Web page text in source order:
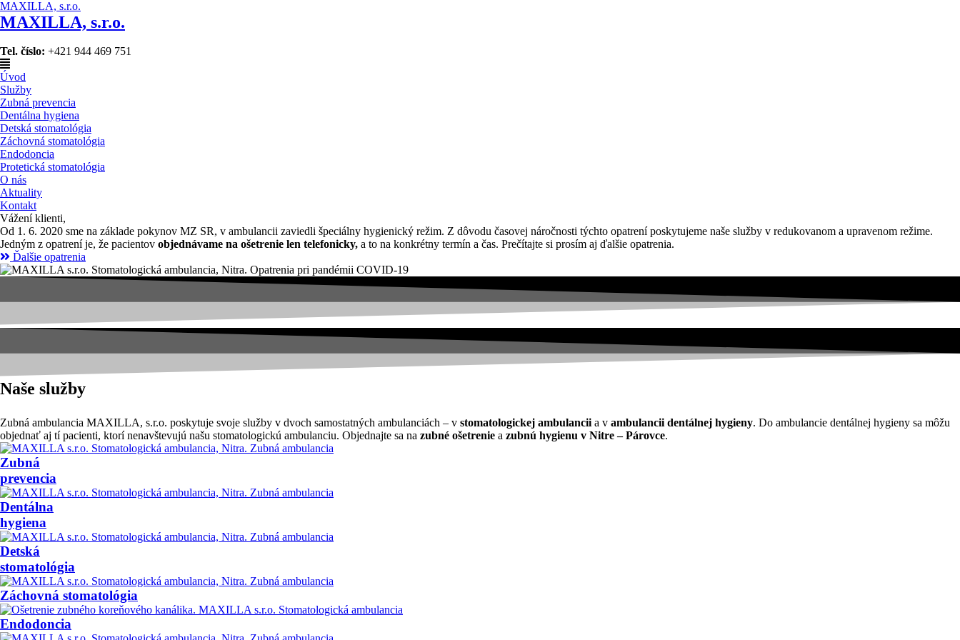
MAXILLA, s.r.o.
MAXILLA, s.r.o.
Tel. číslo: +421 944 469 751
Úvod
Služby
Zubná prevencia
Dentálna hygiena
Detská stomatológia
Záchovná stomatológia
Endodoncia
Protetická stomatológia
O nás
Aktuality
Kontakt
Vážení klienti,
Od 1. 6. 2020 sme na základe pokynov MZ SR, v ambulancii zaviedli špeciálny hygienický režim. Z dôvodu časovej náročnosti týchto opatrení poskytujeme naše služby v redukovanom a upravenom režime.
Jedným z opatrení je, že pacientov objednávame na ošetrenie len telefonicky, a to na konkrétny termín a čas. Prečítajte si prosím aj ďalšie opatrenia.
Ďalšie opatrenia
Naše služby
Zubná ambulancia MAXILLA, s.r.o. poskytuje svoje služby v dvoch samostatných ambulanciách – v stomatologickej ambulancii a v ambulancii dentálnej hygieny. Do ambulancie dentálnej hygieny sa môžu
objednať aj tí pacienti, ktorí nenavštevujú našu stomatologickú ambulanciu. Objednajte sa na zubné ošetrenie a zubnú hygienu v Nitre – Párovce.
Zubná
prevencia
Dentálna
hygiena
Detská
stomatológia
Záchovná stomatológia
Endodoncia